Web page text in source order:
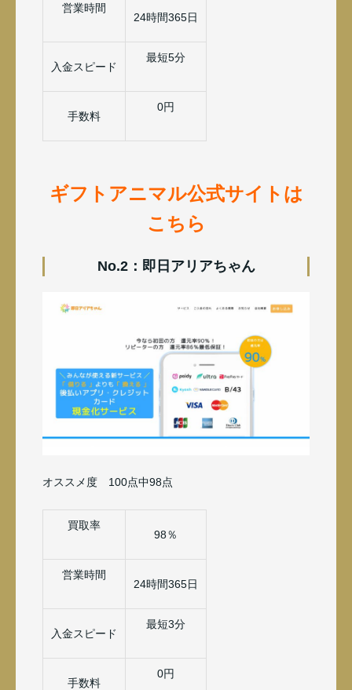
営業時間
24時間365日
入金スピード
最短5分
手数料
0円
ギフトアニマル公式サイトは
こちら
No.2：即日アリアちゃん
オススメ度 100点中98点
買取率
98％
営業時間
24時間365日
入金スピード
最短3分
手数料
0円